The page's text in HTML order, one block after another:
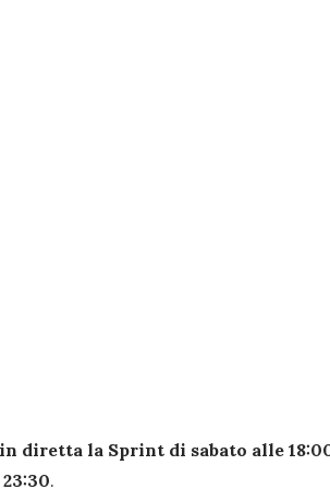
diretta la Sprint di sabato alle
.